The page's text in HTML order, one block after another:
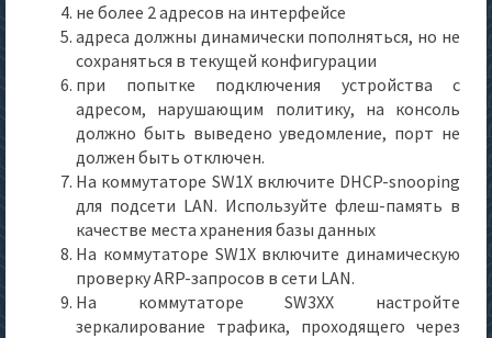
не более 2 адресов на интерфейсе
адреса должны динамически пополняться, но не
сохраняться в текущей конфигурации
при попытке подключения устройства с
адресом, нарушающим политику, на консоль
должно быть выведено уведомление, порт не
должен быть отключен.
На коммутаторе SW1X включите DHCP-snooping
для подсети LAN. Используйте флеш-память в
качестве места хранения базы данных
На коммутаторе SW1X включите динамическую
проверку ARP-запросов в сети LAN.
На коммутаторе SW3XX настройте
зеркалирование трафика, проходящего через